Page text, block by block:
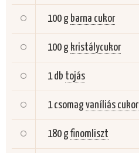
100 g barna cukor
100 g kristálycukor
1 db tojás
1 csomagvaníliás cukor
180 gfinomliszt